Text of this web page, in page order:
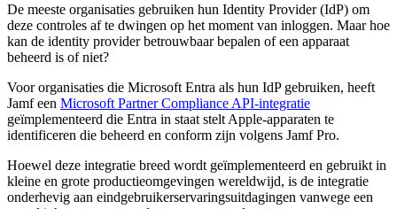
De meeste organisaties gebruiken hun Identity Provider (IdP) om
deze controles af te dwingen op het moment van inloggen. Maar hoe
kan de identity provider betrouwbaar bepalen of een apparaat
beheerd is of niet?
Voor organisaties die Microsoft Entra als hun IdP gebruiken, heeft
Jamf een Microsoft Partner Compliance API-integratie
geïmplementeerd die Entra in staat stelt Apple-apparaten te
identificeren die beheerd en conform zijn volgens Jamf Pro.
Hoewel deze integratie breed wordt geïmplementeerd en gebruikt in
kleine en grote productieomgevingen wereldwijd, is de integratie
onderhevig aan eindgebruikerservaringsuitdagingen vanwege een